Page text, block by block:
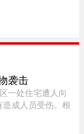
袭击
一处住宅遭人向
成人员受伤。根